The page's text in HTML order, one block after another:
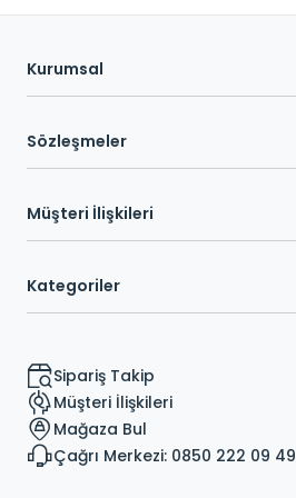
Kurumsal
Sözleşmeler
Müşteri İlişkileri
Kategoriler
Sipariş Takip
Müşteri İlişkileri
Mağaza Bul
Çağrı Merkezi: 0850 222 09 49